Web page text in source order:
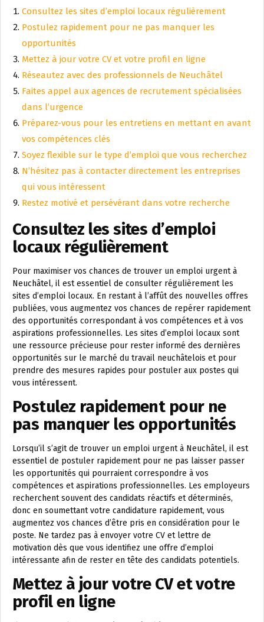
Consultez les sites d’emploi locaux régulièrement
Postulez rapidement pour ne pas manquer les
opportunités
Mettez à jour votre CV et votre profil en ligne
Réseautez avec des professionnels de Neuchâtel
Faites appel aux agences de recrutement spécialisées
dans l’urgence
Préparez-vous pour les entretiens en mettant en avant
vos compétences clés
Soyez flexible sur le type d’emploi que vous recherchez
N’hésitez pas à contacter directement les entreprises
qui vous intéressent
Restez motivé et persévérant dans votre recherche
Consultez les sites d’emploi
locaux régulièrement
Pour maximiser vos chances de trouver un emploi urgent à
Neuchâtel, il est essentiel de consulter régulièrement les
sites d’emploi locaux. En restant à l’affût des nouvelles offres
publiées, vous augmentez vos chances de repérer rapidement
des opportunités correspondant à vos compétences et à vos
aspirations professionnelles. Les sites d’emploi locaux sont
une ressource précieuse pour rester informé des dernières
opportunités sur le marché du travail neuchâtelois et pour
prendre des mesures rapides pour postuler aux postes qui
vous intéressent.
Postulez rapidement pour ne
pas manquer les opportunités
Lorsqu’il s’agit de trouver un emploi urgent à Neuchâtel, il est
essentiel de postuler rapidement pour ne pas laisser passer
les opportunités qui pourraient correspondre à vos
compétences et aspirations professionnelles. Les employeurs
recherchent souvent des candidats réactifs et déterminés,
donc en soumettant votre candidature rapidement, vous
augmentez vos chances d’être pris en considération pour le
poste. Ne tardez pas à envoyer votre CV et lettre de
motivation dès que vous identifiez une offre d’emploi
intéressante afin de rester en tête des candidats potentiels.
Mettez à jour votre CV et votre
profil en ligne